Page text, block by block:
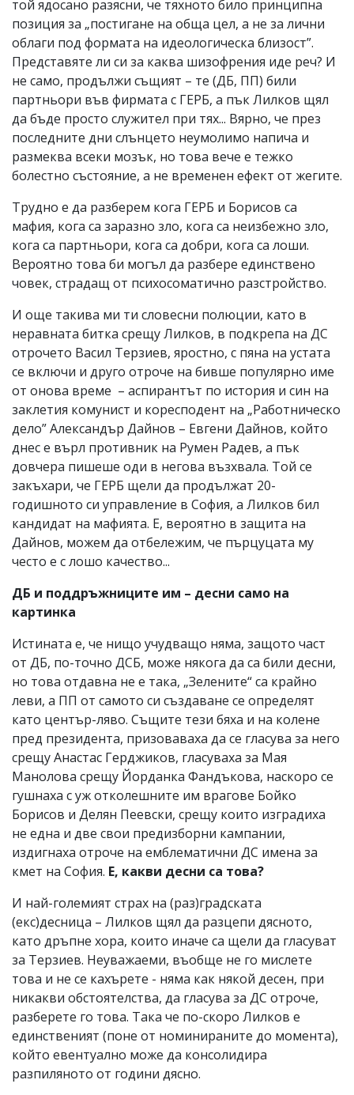
той ядосано разясни, че тяхното било принципна
позиция за „постигане на обща цел, а не за лични
облаги под формата на идеологическа близост”.
Представяте ли си за каква шизофрения иде реч? И
не само, продължи същият – те (ДБ, ПП) били
партньори във фирмата с ГЕРБ, а пък Лилков щял
да бъде просто служител при тях... Вярно, че през
последните дни слънцето неумолимо напича и
размеква всеки мозък, но това вече е тежко
болестно състояние, а не временен ефект от жегите.
Трудно е да разберем кога ГЕРБ и Борисов са
мафия, кога са заразно зло, кога са неизбежно зло,
кога са партньори, кога са добри, кога са лоши.
Вероятно това би могъл да разбере единствено
човек, страдащ от психосоматично разстройство.
И още такива ми ти словесни полюции, като в
неравната битка срещу Лилков, в подкрепа на ДС
отрочето Васил Терзиев, яростно, с пяна на устата
се включи и друго отроче на бивше популярно име
от онова време – аспирантът по история и син на
заклетия комунист и коресподент на „Работническо
дело” Александър Дайнов – Евгени Дайнов, който
днес е върл противник на Румен Радев, а пък
довчера пишеше оди в негова възхвала. Той се
закъхари, че ГЕРБ щели да продължат 20-
годишното си управление в София, а Лилков бил
кандидат на мафията. Е, вероятно в защита на
Дайнов, можем да отбележим, че пърцуцата му
често е с лошо качество...
ДБ и поддръжниците им – десни само на
картинка
Истината е, че нищо учудващо няма, защото част
от ДБ, по-точно ДСБ, може някога да са били десни,
но това отдавна не е така, „Зелените“ са крайно
леви, а ПП от самото си създаване се определят
като център-ляво. Същите тези бяха и на колене
пред президента, призоваваха да се гласува за него
срещу Анастас Герджиков, гласуваха за Мая
Манолова срещу Йорданка Фандъкова, наскоро се
гушнаха с уж отколешните им врагове Бойко
Борисов и Делян Пеевски, срещу които изградиха
не една и две свои предизборни кампании,
издигнаха отроче на емблематични ДС имена за
кмет на София. Е, какви десни са това?
И най-големият страх на (раз)градската
(екс)десница – Лилков щял да разцепи дясното,
като дръпне хора, които иначе са щели да гласуват
за Терзиев. Неуважаеми, въобще не го мислете
това и не се кахърете - няма как някой десен, при
никакви обстоятелства, да гласува за ДС отроче,
разберете го това. Така че по-скоро Лилков е
единственият (поне от номинираните до момента),
който евентуално може да консолидира
разпиляното от години дясно.